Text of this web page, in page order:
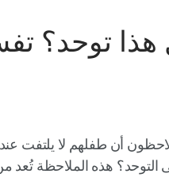
توحد؟
أن طفلهم لا يلتفت عند
هذه الملاحظة تُعد